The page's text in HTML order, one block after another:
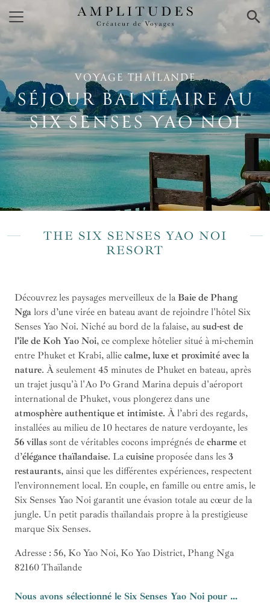
×
VOYAGE THAÏLANDE
SÉJOUR BALNÉAIRE AU
SIX SENSES YAO NOI
THE SIX SENSES YAO NOI
RESORT
Découvrez les paysages merveilleux de la Baie de Phang
Nga lors d’une virée en bateau avant de rejoindre l'hôtel Six
Senses Yao Noi. Niché au bord de la falaise, au sud-est de
l'île de Koh Yao Noi, ce complexe hôtelier situé à mi-chemin
entre Phuket et Krabi, allie calme, luxe et proximité avec la
nature. À seulement 45 minutes de Phuket en bateau, après
un trajet jusqu'à l'Ao Po Grand Marina depuis d'aéroport
international de Phuket, vous plongerez dans une
atmosphère authentique et intimiste. À l’abri des regards,
installées au milieu de 10 hectares de nature verdoyante, les
56 villas sont de véritables cocons imprégnés de charme et
d’élégance thaïlandaise. La cuisine proposée dans les 3
restaurants, ainsi que les différentes expériences, respectent
l’environnement local. En couple, en famille ou entre amis, le
Six Senses Yao Noi garantit une évasion totale au cœur de la
jungle. Un petit paradis thaïlandais propre à la prestigieuse
marque Six Senses.
Adresse : 56, Ko Yao Noi, Ko Yao District, Phang Nga
82160 Thaïlande
Nous avons sélectionné le Six Senses Yao Noi pour …